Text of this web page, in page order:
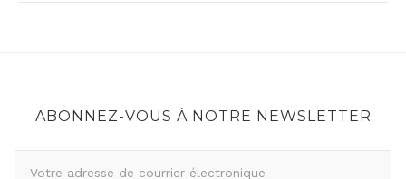
ABONNEZ-VOUS À NOTRE NEWSLETTER